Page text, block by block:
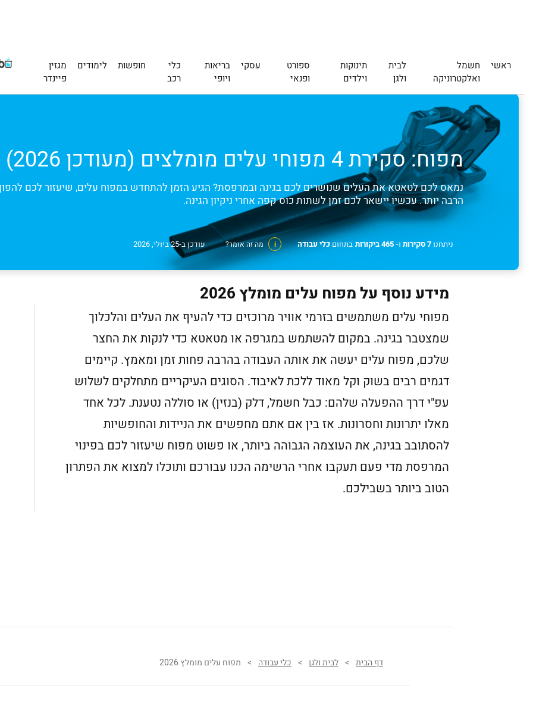
ראשי
חשמל
ואלקטרוניקה
לבית
ולגן
תינוקות
וילדים
ספורט
ופנאי
עסקי
בריאות
ויופי
כלי
רכב
חופשות לימודים
מגזין
פיינדר
מפוח: סקירת 4 מפוחי עלים מומלצים (מעודכן 2026) | Finder – לקנות חכם
נמאס לכם לטאטא את העלים שנושרים לכם בגינה ובמרפסת? הגיע הזמן להתחדש במפוח עלים, שיעזור לכם
הרבה יותר. עכשיו יישאר לכם זמן לשתות כוס קפה אחרי ניקיון הגינה.
ניתחנו7 סקירות ו- 465 ביקורות בתחוםכלי עבודה i מה זה אומר? עודכן ב-25 ביולי, 2026
מידע נוסף על מפוח עלים מומלץ 2026
מפוחי עלים משתמשים בזרמי אוויר מרוכזים כדי להעיף את העלים והלכלוך
שמצטבר בגינה. במקום להשתמש במגרפה או מטאטא כדי לנקות את החצר
שלכם, מפוח עלים יעשה את אותה העבודה בהרבה פחות זמן ומאמץ. קיימים
דגמים רבים בשוק וקל מאוד ללכת לאיבוד. הסוגים העיקריים מתחלקים לשלוש
עפ"י דרך ההפעלה שלהם: כבל חשמל, דלק (בנזין) או סוללה נטענת. לכל אחד
מאלו יתרונות וחסרונות. אז בין אם אתם מחפשים את הניידות והחופשיות
להסתובב בגינה, את העוצמה הגבוהה ביותר, או פשוט מפוח שיעזור לכם בפינוי
המרפסת מדי פעם תעקבו אחרי הרשימה הכנו עבורכם ותוכלו למצוא את הפתרון
הטוב ביותר בשבילכם.
דף הבית > לבית ולגן > כלי עבודה > מפוח עלים מומלץ 2026